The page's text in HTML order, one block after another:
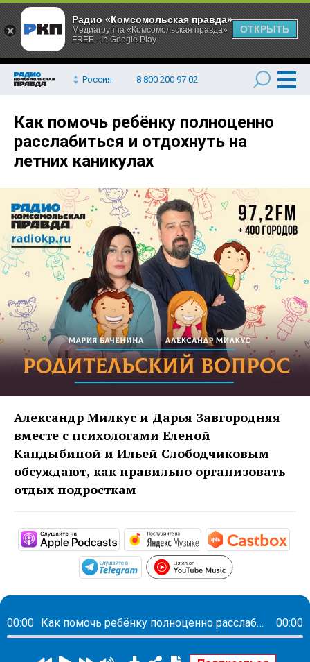
Россия 8 800 200 97 02
Как помочь ребёнку полноценно
расслабиться и отдохнуть на
летних каникулах
Александр Милкус и Дарья Завгородняя
вместе с психологами Еленой
Кандыбиной и Ильей Слободчиковым
обсуждают, как правильно организовать
отдых подросткам
https://podcasts.apple.com/ru/
https://
https://t.me/mavestreambot/
https://
00:00 Как помочь ребёнку полноценно расслабиться и отдохнуть на летних каникулах 00:00
Радио «Комсомольская правда»
Медиагруппа «Комсомольская правда»
FREE - In Google Play
ОТКРЫТЬ